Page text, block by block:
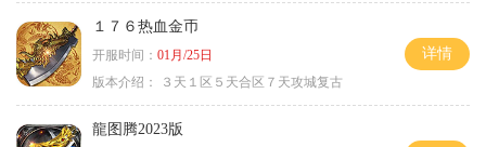
１７６热血金币
开服时间： 01月/25日
版本介绍：
３天１区５天合区７天攻城复古
详情
龍图腾2023版